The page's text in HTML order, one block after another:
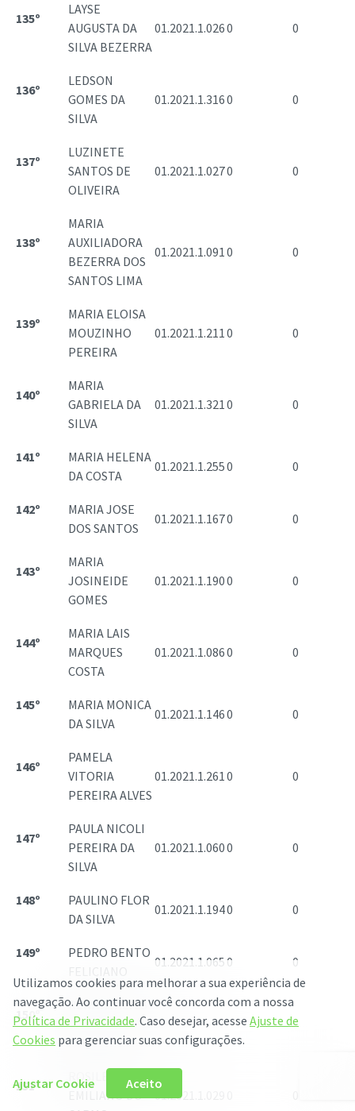
135º
LAYSE
AUGUSTA DA
SILVA BEZERRA
01.2021.1.0260 0
136º
LEDSON
GOMES DA
SILVA
01.2021.1.3160 0
137º
LUZINETE
SANTOS DE
OLIVEIRA
01.2021.1.0270 0
138º
MARIA
AUXILIADORA
BEZERRA DOS
SANTOS LIMA
01.2021.1.0910 0
139º
MARIA ELOISA
MOUZINHO
PEREIRA
01.2021.1.2110 0
140º
MARIA
GABRIELA DA
SILVA
01.2021.1.3210 0
141º
MARIA HELENA
DA COSTA
01.2021.1.2550 0
142º
MARIA JOSE
DOS SANTOS
01.2021.1.1670 0
143º
MARIA
JOSINEIDE
GOMES
01.2021.1.1900 0
144º
MARIA LAIS
MARQUES
COSTA
01.2021.1.0860 0
145º
MARIA MONICA
DA SILVA
01.2021.1.1460 0
146º
PAMELA
VITORIA
PEREIRA ALVES
01.2021.1.2610 0
147º
PAULA NICOLI
PEREIRA DA
SILVA
01.2021.1.0600 0
148º
PAULINO FLOR
DA SILVA
01.2021.1.1940 0
149º
PEDRO BENTO
01.2021.1.065 0 0
150º
RENATA ALVES
SIQUEIRA DOS
SANTOS
01.2021.1.1330 0
151º
ROSILENE
EMILIANO DO
01.2021.1.029
Utilizamos cookies para melhorar a sua experiência de
navegação. Ao continuar você concorda com a nossa
Política de Privacidade. Caso desejar, acesse Ajuste de
Cookies para gerenciar suas configurações.
Ajustar Cookie Aceito